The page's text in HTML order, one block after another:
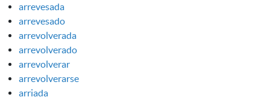
arrevesada
arrevesado
arrevolverada
arrevolverado
arrevolverar
arrevolverarse
arriada